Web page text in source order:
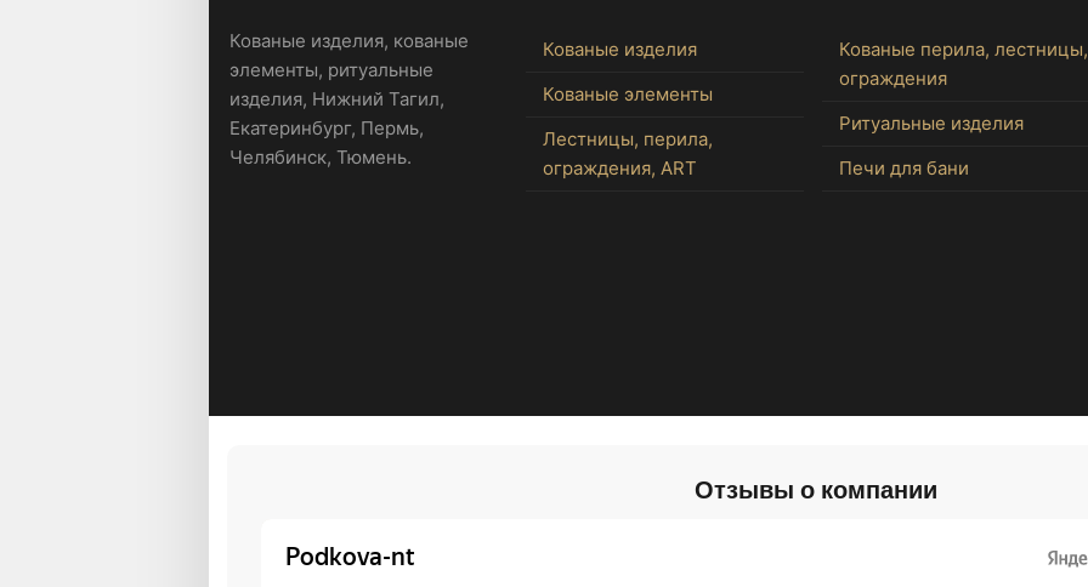
Кованые изделия, кованые
элементы, ритуальные
изделия, Нижний Тагил,
Екатеринбург, Пермь,
Челябинск, Тюмень.
Кованые изделия
Кованые элементы
Лестницы, перила,
ограждения, ART
Кованые перила, лестницы,
ограждения
Ритуальные изделия
Печи для бани
Отзывы о компании